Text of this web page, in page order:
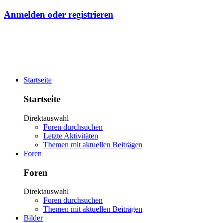
Anmelden oder registrieren
Startseite
Startseite
Direktauswahl
Foren durchsuchen
Letzte Aktivitäten
Themen mit aktuellen Beiträgen
Foren
Foren
Direktauswahl
Foren durchsuchen
Themen mit aktuellen Beiträgen
Bilder